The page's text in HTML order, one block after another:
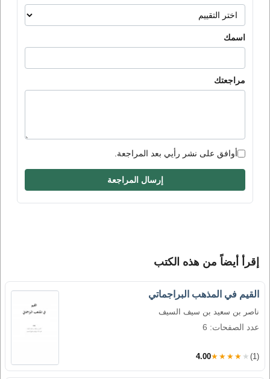
اسمك
مراجعتك
أوافق على نشر رأيي بعد المراجعة.
إرسال المراجعة
إقرأ أيضاً من هذه الكتب
القيم في المذهب البراجماتي
ناصر بن سعيد بن سيف السيف
عدد الصفحات: 6
4.00★★★★★ (1)